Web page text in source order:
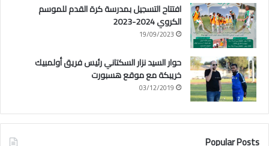
افتتاح التسجيل بمدرسة كرة القدم للموسم
الكروي 2024-2023
19/09/2023
حوار السيد نزار السكتاني رئيس فريق أولمبيك
خريبكة مع موقع هسبورت
03/12/2019
Popular Posts